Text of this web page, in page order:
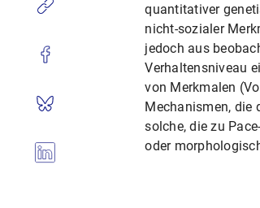
quantitativer
nicht-sozialer
jedoch aus
Verhaltensniveau
von Merkmalen
Mechanismen, die
solche, die zu
oder